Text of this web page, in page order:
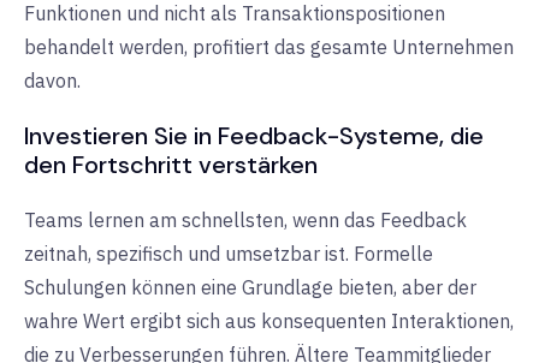
Funktionen und nicht als Transaktionspositionen
behandelt werden, profitiert das gesamte Unternehmen
davon.
Investieren Sie in Feedback-Systeme, die
den Fortschritt verstärken
Teams lernen am schnellsten, wenn das Feedback
zeitnah, spezifisch und umsetzbar ist. Formelle
Schulungen können eine Grundlage bieten, aber der
wahre Wert ergibt sich aus konsequenten Interaktionen,
die zu Verbesserungen führen. Ältere Teammitglieder